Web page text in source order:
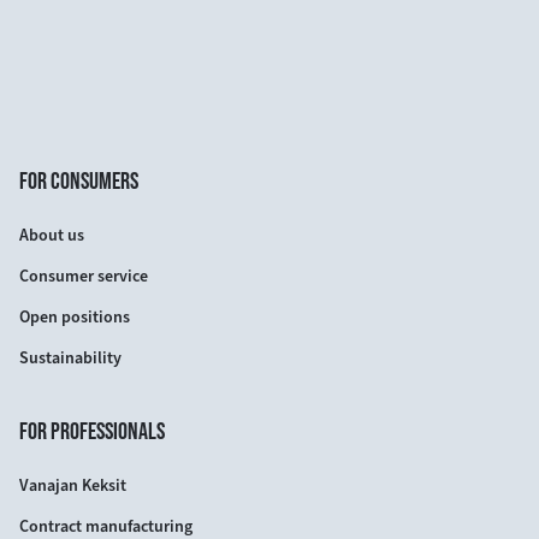
FOR CONSUMERS
About us
Consumer service
Open positions
Sustainability
FOR PROFESSIONALS
Vanajan Keksit
Contract manufacturing